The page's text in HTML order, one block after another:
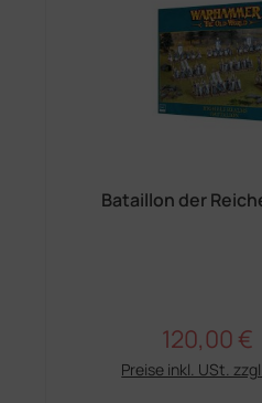
Bataillon der
120,00 €
Preise inkl. USt.